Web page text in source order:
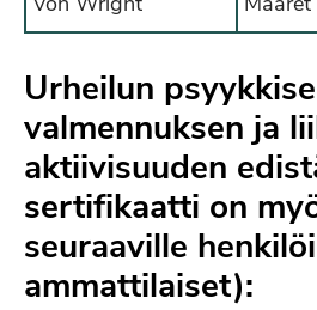
Urheilun
valmennuksen ja
aktiivisuuden
sertifikaatti on
seuraaville
ammattilaiset):